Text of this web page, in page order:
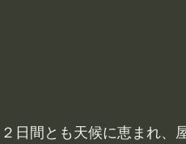
２日間とも天候に恵まれ、